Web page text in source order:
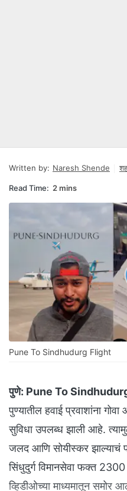
Written by: Naresh Shende
Read Time: 2 mins
Pune To Sindhudurg Flight
पुणे: Pune To
पुण्यातील हवाई प्रवाशांना
सुविधा उपलब्ध झाली आहे.
जलद आणि सोयीस्कर झाल्याचं
सिंधुदुर्ग विमानसेवा फक्त
व्हिडीओच्या माध्यमातून